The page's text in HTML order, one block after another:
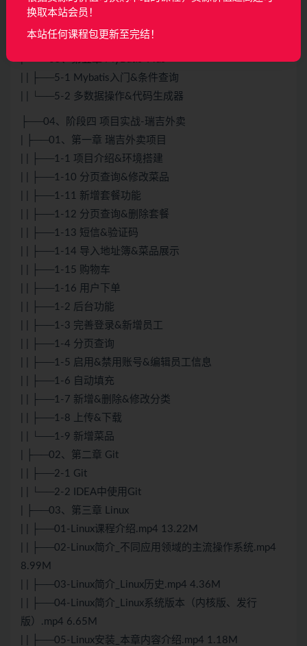
| ├──04、第四章 Maven高级
| | └──4-2 多环境开发&私服
| | ├──5-1 Mybatis入门&条件查询
| | └──5-2 多数据操作&代码生成器
├──04、阶段四 项目实战-瑞吉外卖
| ├──01、第一章 瑞吉外卖项目
| | ├──1-1 项目介绍&环境搭建
| | ├──1-10 分页查询&修改菜品
| | ├──1-11 新增套餐功能
| | ├──1-12 分页查询&删除套餐
| | ├──1-13 短信&验证码
| | ├──1-14 导入地址簿&菜品展示
| | ├──1-15 购物车
| | ├──1-16 用户下单
| | ├──1-2 后台功能
| | ├──1-3 完善登录&新增员工
| | ├──1-4 分页查询
| | ├──1-5 启用&禁用账号&编辑员工信息
| | ├──1-6 自动填充
| | ├──1-7 新增&删除&修改分类
| | ├──1-8 上传&下载
| | └──1-9 新增菜品
| ├──02、第二章 Git
| | ├──2-1 Git
| | └──2-2 IDEA中使用Git
| ├──03、第三章 Linux
| | ├──01-Linux课程介绍.mp4 13.22M
| | ├──02-Linux简介_不同应用领域的主流操作系统.mp4
8.99M
| | ├──03-Linux简介_Linux历史.mp4 4.36M
| | ├──04-Linux简介_Linux系统版本（内核版、发行
版）.mp4 6.65M
| | ├──05-Linux安装_本章内容介绍.mp4 1.18M
换取本站会员！
本站任何课程包更新至完结！